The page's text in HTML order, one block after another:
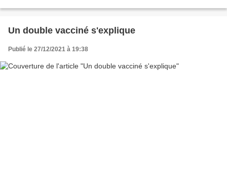
Un double vacciné s'explique
Publié le 27/12/2021 à 19:38